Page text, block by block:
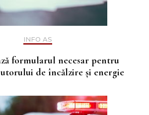
INFO AS
formularul necesar pentru
de încălzire și energie